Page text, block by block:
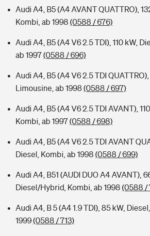
Audi A4, B5 (A4 AVANT QUATTRO),
Kombi, ab 1998 (0588 / 676)
Audi A4, B5 (A4 V6 2.5 TDI), 110 kW,
ab 1997(0588 / 696)
Audi A4, B5 (A4 V6 2.5 TDI QUATTRO),
Limousine, ab 1998 (0588 / 697)
Audi A4, B5 (A4 V6 2.5 TDI AVANT),
Kombi, ab 1997(0588 / 698)
Audi A4, B5 (A4 V6 2.5 TDI AVANT
Diesel, Kombi, ab 1998 (0588 / 699)
Audi A4, B51 (AUDI DUO A4 AVANT),
Diesel/Hybrid, Kombi, ab 1998 (0588 /
Audi A4, B 5 (A4 1.9 TDI), 85 kW,
1999(0588 / 713)